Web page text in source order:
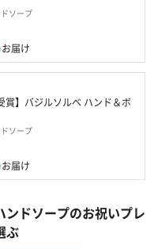
ソープ
お届け
賞】バジルソルベ ハンド＆ボ
ソープ
お届け
ドソープのお祝いプレ
ぶ